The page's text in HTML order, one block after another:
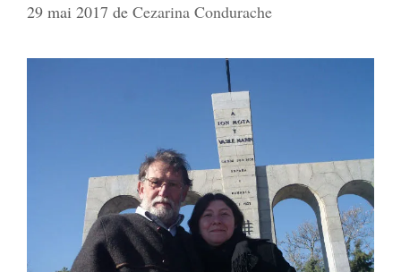
29 mai 2017 de Cezarina Condurache